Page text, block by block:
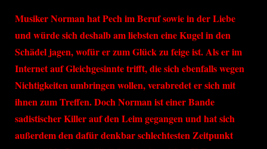
Musiker Norman hat Pech im Beruf sowie in der Liebe
und würde sich deshalb am liebsten eine Kugel in den
Schädel jagen, wofür er zum Glück zu feige ist. Als er im
Internet auf Gleichgesinnte trifft, die sich ebenfalls wegen
Nichtigkeiten umbringen wollen, verabredet er sich mit
ihnen zum Treffen. Doch Norman ist einer Bande
sadistischer Killer auf den Leim gegangen und hat sich
außerdem den dafür denkbar schlechtesten Zeitpunkt